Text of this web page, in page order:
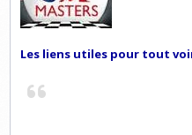
Les liens utiles pour tout